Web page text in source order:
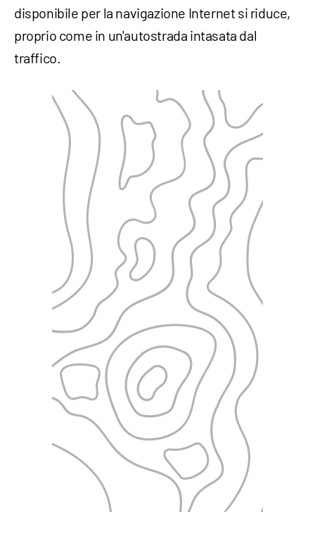
disponibile per la navigazione Internet si riduce,
proprio come in un'autostrada intasata dal
traffico.